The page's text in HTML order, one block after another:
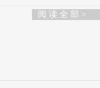
阅 读 全 部 >